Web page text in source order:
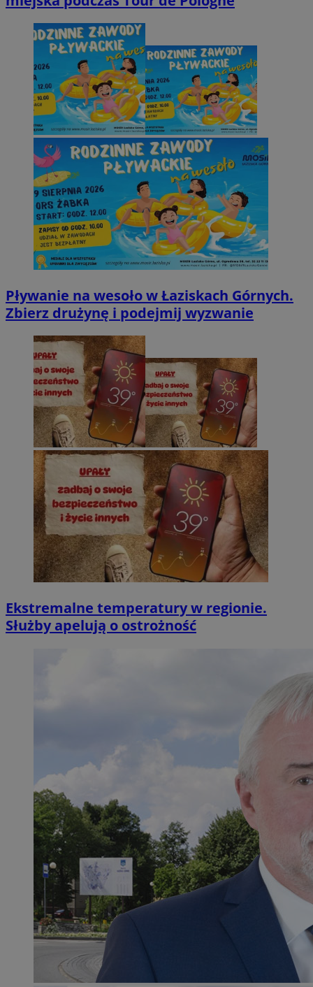
Pływanie na wesoło w Łaziskach Górnych.
Zbierz drużynę i podejmij wyzwanie
Ekstremalne temperatury w regionie.
Służby apelują o ostrożność